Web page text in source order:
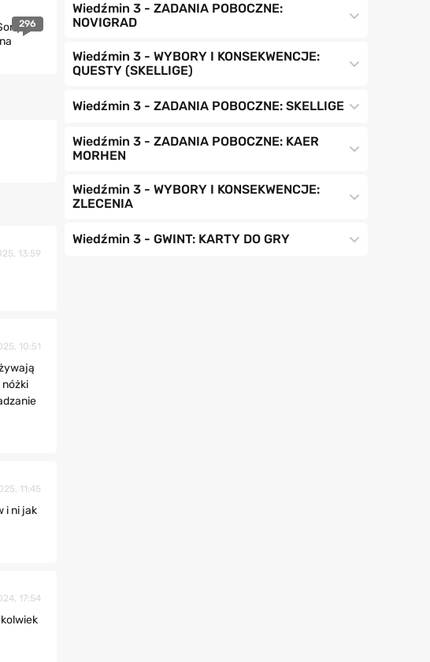
296
13:59
10:51
11:45
i ni jak
17:54
Wiedźmin 3 - ZADANIA POBOCZNE:
NOVIGRAD
Wiedźmin 3 - WYBORY I KONSEKWENCJE:
QUESTY (SKELLIGE)
Wiedźmin 3 - ZADANIA POBOCZNE: SKELLIGE
Wiedźmin 3 - ZADANIA POBOCZNE: KAER
MORHEN
Wiedźmin 3 - WYBORY I KONSEKWENCJE:
ZLECENIA
Wiedźmin 3 - GWINT: KARTY DO GRY